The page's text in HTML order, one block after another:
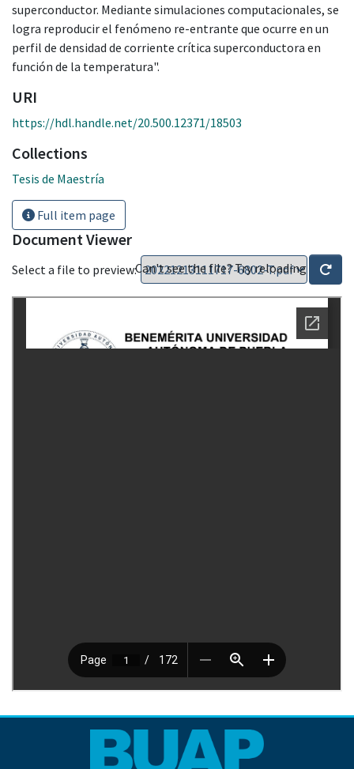
superconductor. Mediante simulaciones computacionales, se
logra reproducir el fenómeno re-entrante que ocurre en un
perfil de densidad de corriente crítica superconductora en
función de la temperatura".
URI
https://hdl.handle.net/20.500.12371/18503
Collections
Tesis de Maestría
Full item page
Document Viewer
Select a file to preview:Can't see the file? Try reloading